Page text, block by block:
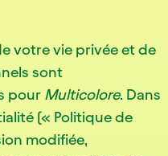
votre vie privée et de
sont
pour Multicolore. Dans
(« Politique de
modifiée,